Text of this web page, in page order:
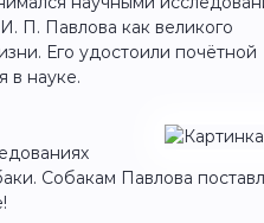
П. Павлова как великого
Его удостоили почётной
в науке.
Собакам Павлова